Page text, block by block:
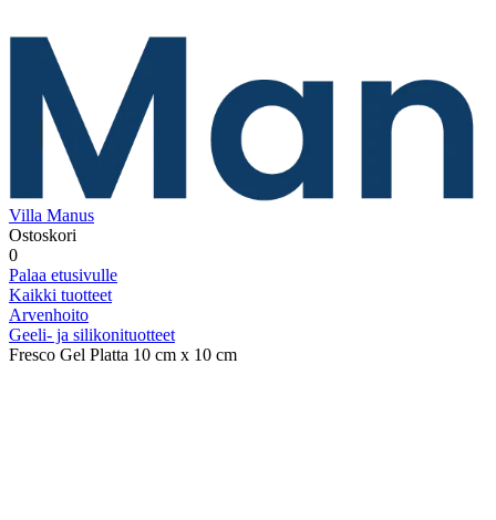
Villa Manus
Ostoskori
0
Palaa etusivulle
Kaikki tuotteet
Arvenhoito
Geeli- ja silikonituotteet
Fresco Gel Platta 10 cm x 10 cm